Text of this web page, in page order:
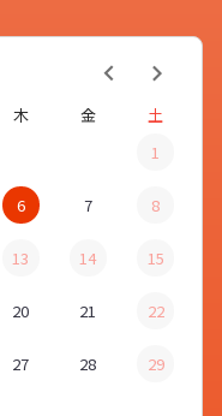
木 金
土
1
6 7 8
13 14 15
20 21 22
27 28 29